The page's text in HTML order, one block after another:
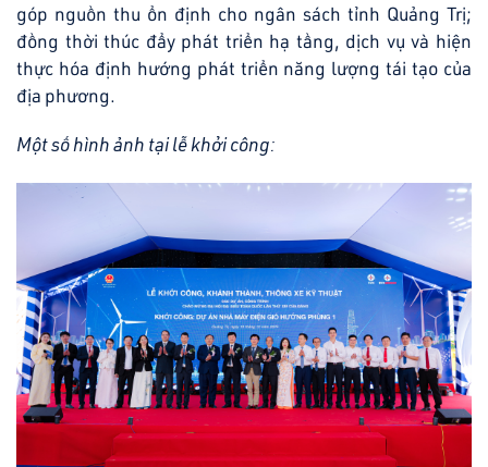
góp nguồn thu ổn định cho ngân sách tỉnh Quảng Trị;
đồng thời thúc đẩy phát triển hạ tầng, dịch vụ và hiện
thực hóa định hướng phát triển năng lượng tái tạo của
địa phương.
Một số hình ảnh tại lễ khởi công: